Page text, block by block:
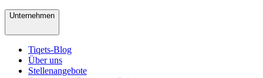
Unternehmen
Tiqets-Blog
Über uns
Stellenangebote